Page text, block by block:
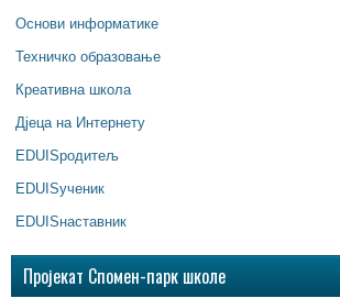
Основи информатике
Техничко образовање
Креативна школа
Дјеца на Интернету
EDUISродитељ
EDUISученик
EDUISнаставник
Пројекат Спомен-парк школе